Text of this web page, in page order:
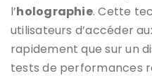
l’holographie. Cette
utilisateurs d’accéder
rapidement que sur un
tests de performances